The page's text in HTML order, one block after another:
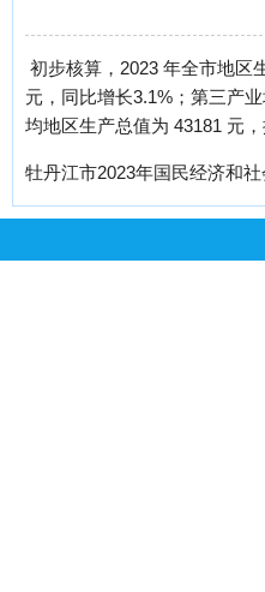
初步核算，2023 年全市地区
元，同比增长3.1%；第三产
均地区生产总值为 43181 元
牡丹江市2023年国民经济和